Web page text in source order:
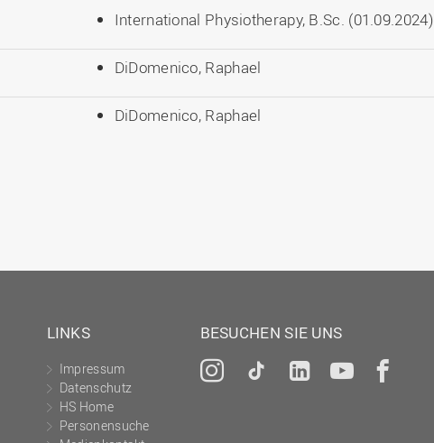
International Physiotherapy, B.Sc. (01.09.2024)
DiDomenico, Raphael
DiDomenico, Raphael
LINKS
Impressum
Datenschutz
HS Home
Personensuche
BESUCHEN SIE UNS
Instagram
TiktokLinkedInYouTube